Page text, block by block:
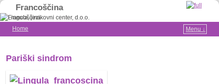
Francoščina
Home
Menu ↓
Pariški sindrom